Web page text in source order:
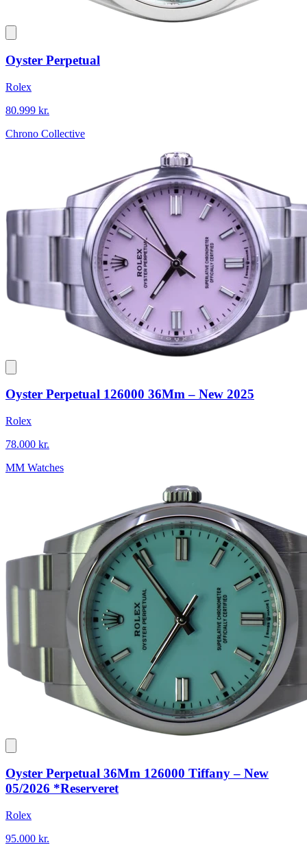
Oyster Perpetual
Rolex
80.999 kr.
Chrono Collective
Oyster Perpetual 126000 36Mm – New 2025
Rolex
78.000 kr.
MM Watches
Oyster Perpetual 36Mm 126000 Tiffany – New
05/2026 *Reserveret
Rolex
95.000 kr.